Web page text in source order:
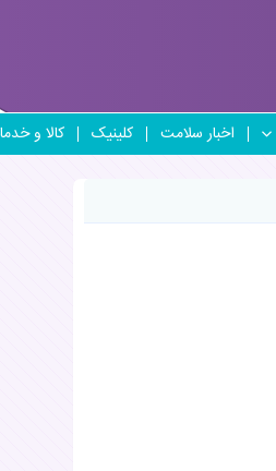
اخبار سلامت کلینیک کالا و